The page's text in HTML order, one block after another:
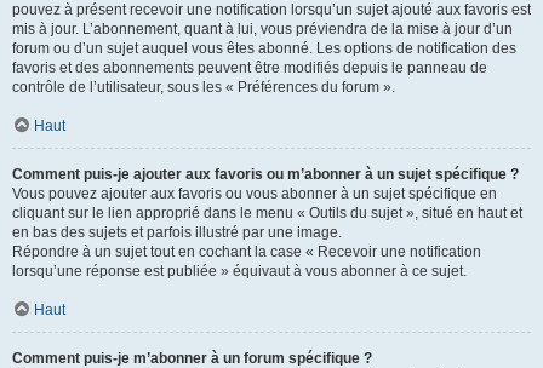
pouvez à présent recevoir une notification lorsqu’un sujet ajouté aux favoris est
mis à jour. L’abonnement, quant à lui, vous préviendra de la mise à jour d’un
forum ou d’un sujet auquel vous êtes abonné. Les options de notification des
favoris et des abonnements peuvent être modifiés depuis le panneau de
contrôle de l’utilisateur, sous les « Préférences du forum ».
Haut
Comment puis-je ajouter aux favoris ou m’abonner à un sujet spécifique ?
Vous pouvez ajouter aux favoris ou vous abonner à un sujet spécifique en
cliquant sur le lien approprié dans le menu « Outils du sujet », situé en haut et
en bas des sujets et parfois illustré par une image.
Répondre à un sujet tout en cochant la case « Recevoir une notification
lorsqu’une réponse est publiée » équivaut à vous abonner à ce sujet.
Haut
Comment puis-je m’abonner à un forum spécifique ?